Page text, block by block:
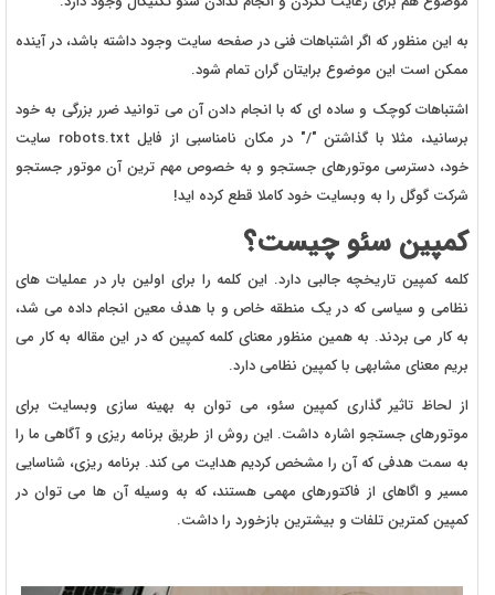
به این منظور که اگر اشتباهات فنی در صفحه سایت وجود داشته باشد، در آینده
ممکن است این موضوع برایتان گران تمام شود.
اشتباهات کوچک و ساده ای که با انجام دادن آن می توانید ضرر بزرگی به خود
برسانید، مثلا با گذاشتن "/" در مکان نامناسبی از فایل robots.txt سایت
خود، دسترسی موتورهای جستجو و به خصوص مهم ترین آن موتور جستجو
شرکت گوگل را به وبسایت خود کاملا قطع کرده اید!
کمپین سئو چیست؟
کلمه کمپین تاریخچه جالبی دارد. این کلمه را برای اولین بار در عملیات های
نظامی و سیاسی که در یک منطقه خاص و با هدف معین انجام داده می شد،
به کار می بردند. به همین منظور معنای کلمه کمپین که در این مقاله به کار می
بریم معنای مشابهی با کمپین نظامی دارد.
از لحاظ تاثیر گذاری کمپین سئو، می توان به بهینه سازی وبسایت برای
موتورهای جستجو اشاره داشت. این روش از طریق برنامه ریزی و آگاهی ما را
به سمت هدفی که آن را مشخص کردیم هدایت می کند. برنامه ریزی، شناسایی
مسیر و اگاهای از فاکتورهای مهمی هستند، که به وسیله آن ها می توان در
کمپین کمترین تلفات و بیشترین بازخورد را داشت.